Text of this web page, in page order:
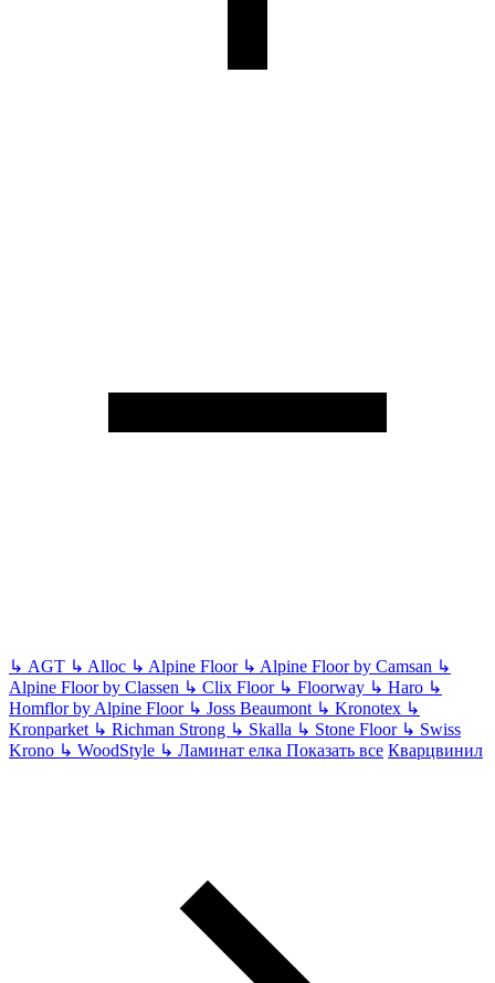
↳ AGT ↳ Alloc ↳ Alpine Floor ↳ Alpine Floor by Camsan ↳
Alpine Floor by Classen ↳ Clix Floor ↳ Floorway ↳ Haro ↳
Homflor by Alpine Floor ↳ Joss Beaumont ↳ Kronotex ↳
Kronparket ↳ Richman Strong ↳ Skalla ↳ Stone Floor ↳ Swiss
Krono ↳ WoodStyle ↳ Ламинат елка Показать все Кварцвинил